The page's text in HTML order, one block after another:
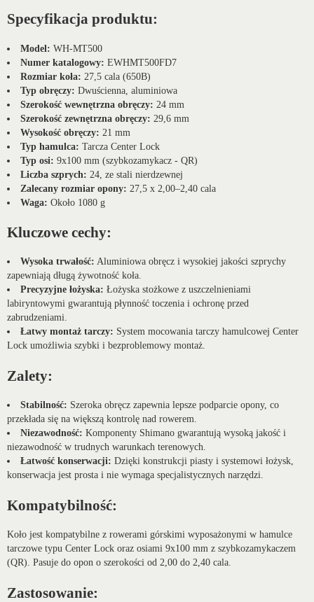
Specyfikacja produktu:
Model: WH-MT500
Numer katalogowy: EWHMT500FD7
Rozmiar koła: 27,5 cala (650B)
Typ obręczy: Dwuścienna, aluminiowa
Szerokość wewnętrzna obręczy: 24 mm
Szerokość zewnętrzna obręczy: 29,6 mm
Wysokość obręczy: 21 mm
Typ hamulca: Tarcza Center Lock
Typ osi: 9x100 mm (szybkozamykacz - QR)
Liczba szprych: 24, ze stali nierdzewnej
Zalecany rozmiar opony: 27,5 x 2,00–2,40 cala
Waga: Około 1080 g
Kluczowe cechy:
Wysoka trwałość: Aluminiowa obręcz i wysokiej jakości szprychy
zapewniają długą żywotność koła.
Precyzyjne łożyska: Łożyska stożkowe z uszczelnieniami
labiryntowymi gwarantują płynność toczenia i ochronę przed
zabrudzeniami.
Łatwy montaż tarczy: System mocowania tarczy hamulcowej Center
Lock umożliwia szybki i bezproblemowy montaż.
Zalety:
Stabilność: Szeroka obręcz zapewnia lepsze podparcie opony, co
przekłada się na większą kontrolę nad rowerem.
Niezawodność: Komponenty Shimano gwarantują wysoką jakość i
niezawodność w trudnych warunkach terenowych.
Łatwość konserwacji: Dzięki konstrukcji piasty i systemowi łożysk,
konserwacja jest prosta i nie wymaga specjalistycznych narzędzi.
Kompatybilność:
Koło jest kompatybilne z rowerami górskimi wyposażonymi w hamulce
tarczowe typu Center Lock oraz osiami 9x100 mm z szybkozamykaczem
(QR). Pasuje do opon o szerokości od 2,00 do 2,40 cala.
Zastosowanie: